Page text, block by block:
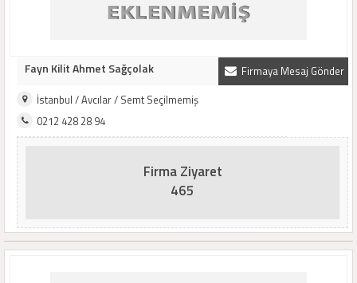
Firmaya Mesaj Gönder
Fayn Kilit Ahmet Sağçolak
İstanbul / Avcılar / Semt Seçilmemiş
0212 428 28 94
Firma Ziyaret
465